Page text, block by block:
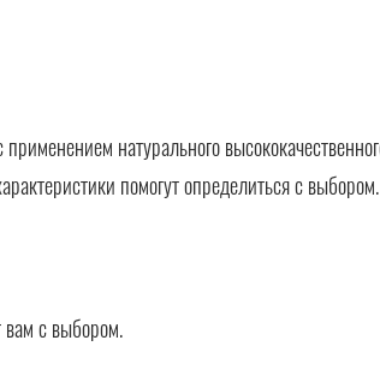
натурального
помогут определиться с выбором.
вам с выбором.